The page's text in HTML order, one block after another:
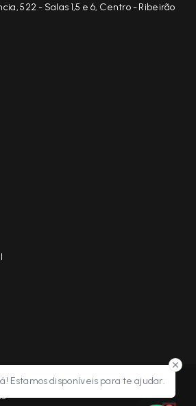
Estamos disponíveis para te ajudar.
522 - Salas 1,5 e 6, Centro - Ribeirão
IMOBILIÁRIOS RP - Todos